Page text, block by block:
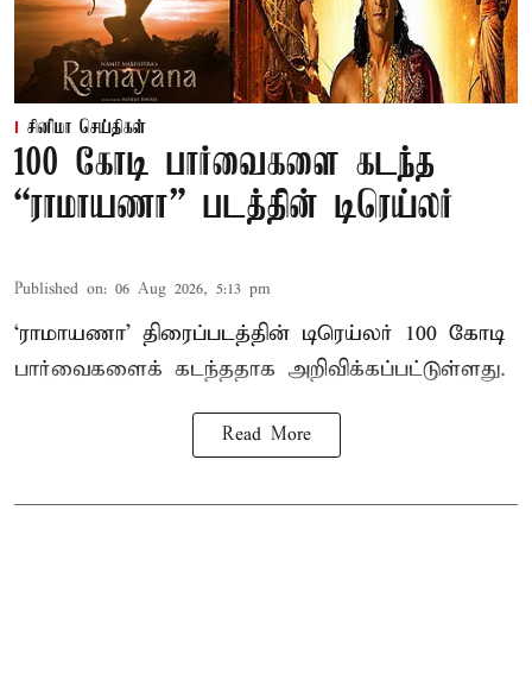
சினிமா செய்திகள்
100 கோடி பார்வைகளை கடந்த
“ராமாயணா” படத்தின் டிரெய்லர்
Published on: 06 Aug 2026, 5:13 pm
‘ராமாயணா’ திரைப்படத்தின் டிரெய்லர் 100 கோடி
பார்வைகளைக் கடந்ததாக அறிவிக்கப்பட்டுள்ளது.
Read More